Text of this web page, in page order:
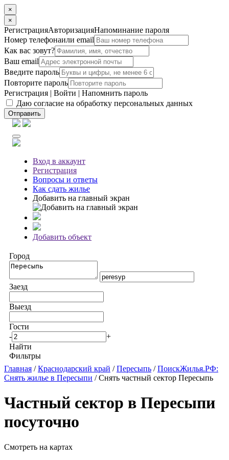
×
×
РегистрацияАвторизацияНапоминание пароля
Номер телефонаили email
Как вас зовут?
Ваш email
Введите пароль
Повторите пароль
Регистрация | Войти | Напомнить пароль
Даю согласие на обработку персональных данных
Отправить
Вход в аккаунт
Регистрация
Вопросы и ответы
Как сдать жилье
Добавить на главный экран
Добавить объект
Город
Заезд
Выезд
Гости
-
+
Найти
Фильтры
Главная /Краснодарский край /Пересыпь /ПоискЖилья.РФ:
Снять жилье в Пересыпи / Снять частный сектор Пересыпь
Частный сектор в Пересыпи
посуточно
Смотреть на картах